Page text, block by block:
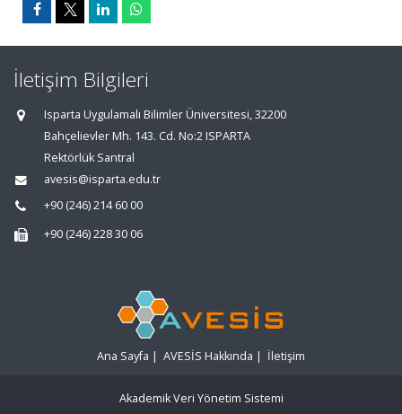
İletişim Bilgileri
Isparta Uygulamalı Bilimler Üniversitesi, 32200
Bahçelievler Mh. 143. Cd. No:2 ISPARTA
Rektörlük Santral
avesis@isparta.edu.tr
+90 (246) 214 60 00
+90 (246) 228 30 06
Ana Sayfa | AVESİS Hakkında | İletişim
Akademik Veri Yönetim Sistemi